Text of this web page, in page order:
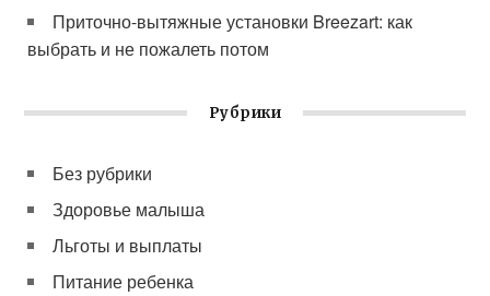
Приточно-вытяжные установки Breezart: как
выбрать и не пожалеть потом
Рубрики
Без рубрики
Здоровье малыша
Льготы и выплаты
Питание ребенка